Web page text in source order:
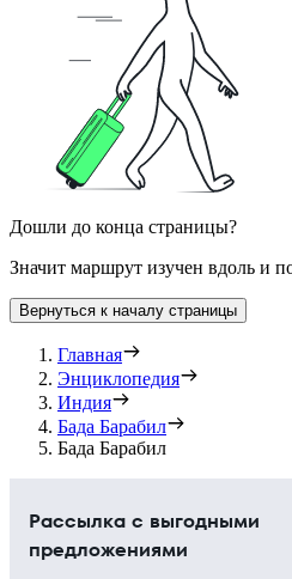
Дошли до конца страницы?
Значит маршрут изучен вдоль и
Вернуться к началу страницы
Главная
Энциклопедия
Индия
Бада Барабил
Бада Барабил
Рассылка с выгодными
предложениями